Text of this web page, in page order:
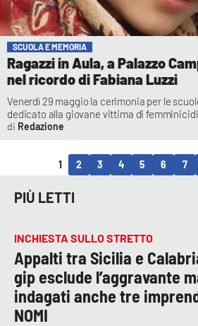
SCUOLA E MEMORIA
Ragazzi in Aula, a Palazzo
nel ricordo di Fabiana Luzzi
Venerdì 29 maggio la cerimonia per le
dedicato alla giovane vittima di
Redazione
1 2 3 4 5 6 7
PIÙ LETTI
INCHIESTA SULLO STRETTO
Appalti tra Sicilia e
gip esclude l’aggravante
indagati anche tre
NOMI